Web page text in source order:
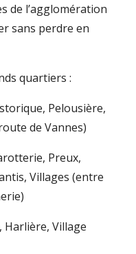
de l’agglomération
sans perdre en
quartiers :
Pelousière,
de Vannes)
Preux,
Villages (entre
Harlière, Village